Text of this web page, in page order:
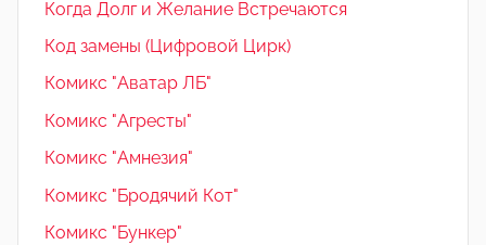
Когда Долг и Желание Встречаются
Код замены (Цифровой Цирк)
Комикс "Аватар ЛБ"
Комикс "Агресты"
Комикс "Амнезия"
Комикс "Бродячий Кот"
Комикс "Бункер"